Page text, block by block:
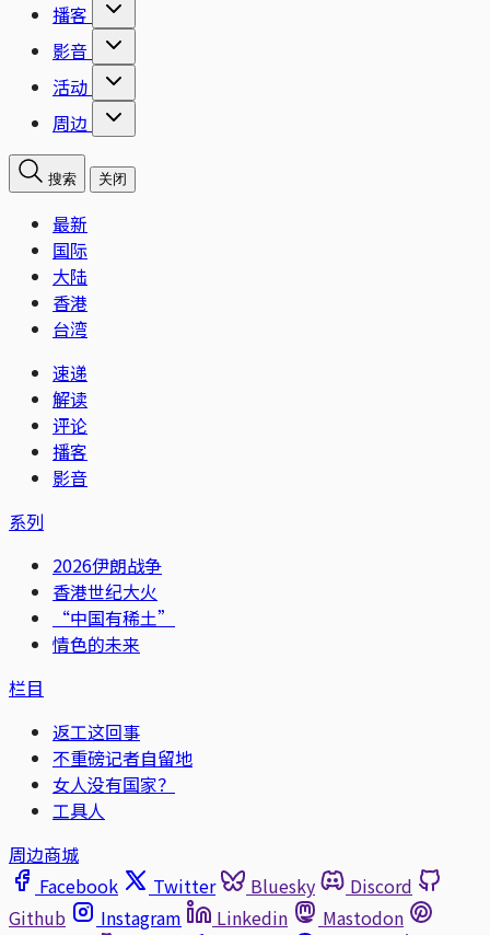
播客
影音
活动
周边
搜索 关闭
最新
国际
大陆
香港
台湾
速递
解读
评论
播客
影音
系列
2026伊朗战争
香港世纪大火
“中国有稀土”
情色的未来
栏目
返工这回事
不重磅记者自留地
女人没有国家？
工具人
周边商城
Facebook
Twitter Bluesky
Discord
Github
Instagram Linkedin
Mastodon